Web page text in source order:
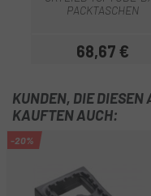
PACKTASCHEN
Preis
68,67 €
KUNDEN, DIE
KAUFTEN AUCH:
-20%